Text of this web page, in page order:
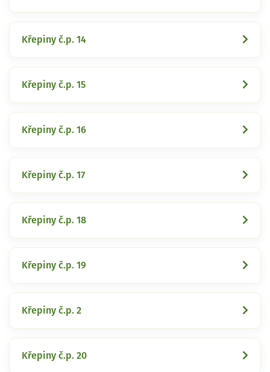
Křepiny č.p. 14
Křepiny č.p. 15
Křepiny č.p. 16
Křepiny č.p. 17
Křepiny č.p. 18
Křepiny č.p. 19
Křepiny č.p. 2
Křepiny č.p. 20